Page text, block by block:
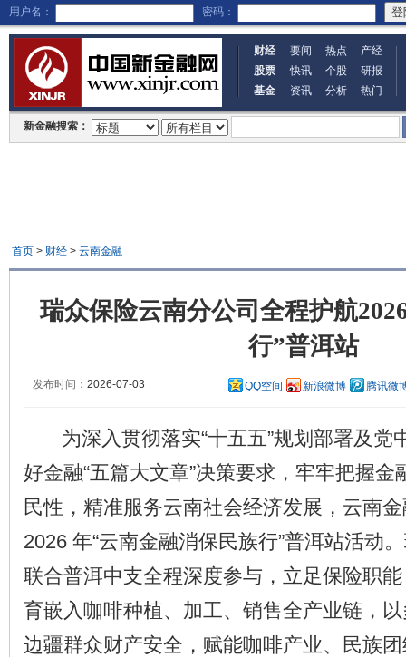
用户名： 密码：
财经 要闻 热点
产经
股票
快讯 个股
研报
基金
资讯 分析 热门
新金融搜索：
首页> 财经> 云南金融
瑞众保险云南分公司全程护航
行”普洱站
发布时间： 2026-07-03 QQ空间 新浪微博 腾讯微
为深入贯彻落实“十五五”规划部署及党
好金融“五篇大文章”决策要求，牢牢把握
民性，精准服务云南社会经济发展，云南
2026 年“云南金融消保民族行”普洱站活动
联合普洱中支全程深度参与，立足保险职
育嵌入咖啡种植、加工、销售全产业链，
边疆群众财产安全，赋能咖啡产业、民族